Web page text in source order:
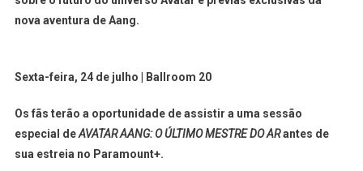
nova aventura de Aang.
Sexta-feira, 24 de julho | Ballroom 20
Os fãs terão a oportunidade de assistir a uma sessão
especial deAVATAR AANG: O ÚLTIMO MESTRE DO ARantes de
sua estreia no Paramount+.